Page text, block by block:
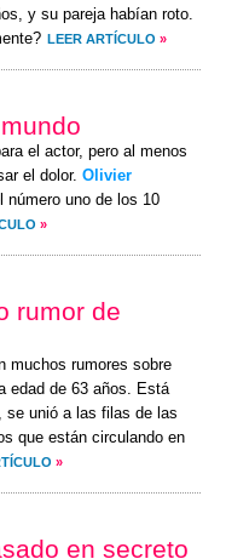
y su pareja habían roto.
LEER ARTÍCULO »
el actor, pero al menos
el dolor. Olivier
número uno de los 10
»
rumor de
muchos rumores sobre
edad de 63 años. Está
se unió a las filas de las
que están circulando en
»
en secreto